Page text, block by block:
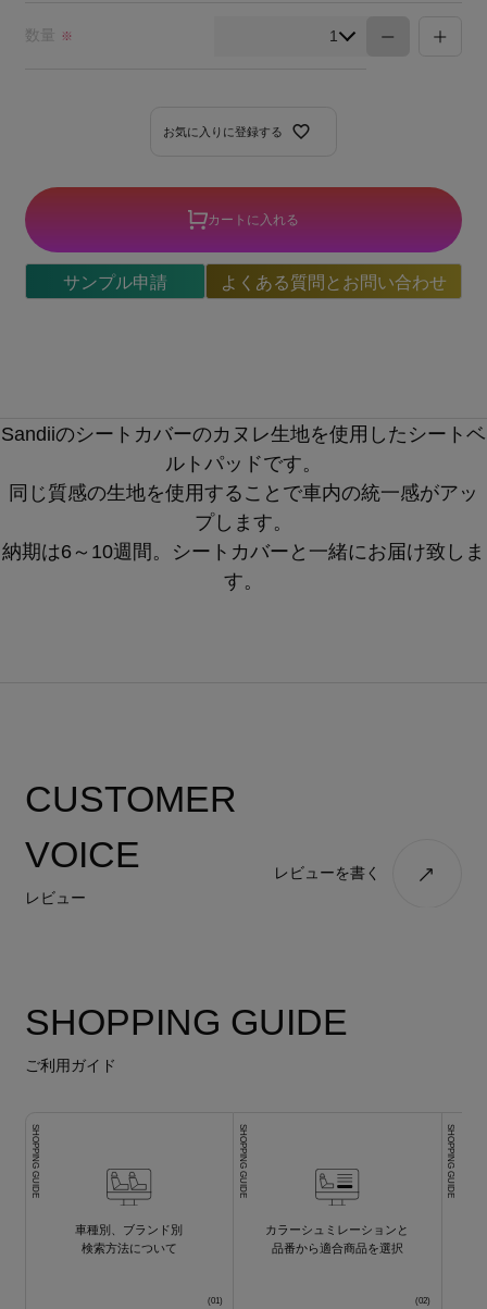
お気に入りに登録する
数量 ※
カートに入れる
サンプル申請 よくある質問とお問い合わせ
Sandiiのシートカバーのカヌレ生地を使用したシートベ
ルトパッドです。
同じ質感の生地を使用することで車内の統一感がアッ
プします。
納期は6～10週間。シートカバーと一緒にお届け致しま
す。
CUSTOMER
VOICE
レビュー
レビューを書く
SHOPPING GUIDE
ご利用ガイド
SHOPPING GUIDE
車種別、ブランド別
検索方法について
SHOPPING GUIDE
カラーシュミレーションと
品番から適合商品を選択
SHOPPING GUIDE